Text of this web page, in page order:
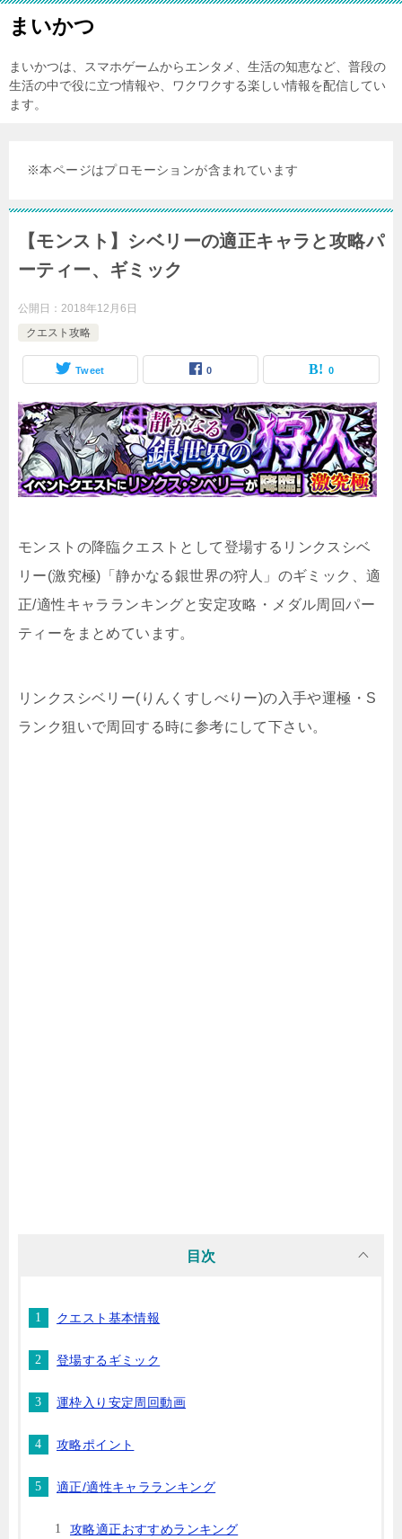
まいかつ
まいかつは、スマホゲームからエンタメ、生活の知恵など、普段の
生活の中で役に立つ情報や、ワクワクする楽しい情報を配信してい
ます。
※本ページはプロモーションが含まれています
【モンスト】シベリーの適正キャラと攻略パ
ーティー、ギミック
公開日： 2018年12月6日
クエスト攻略
Tweet 0 0
モンストの降臨クエストとして登場するリンクスシベ
リー(激究極)「静かなる銀世界の狩人」のギミック、適
正/適性キャラランキングと安定攻略・メダル周回パー
ティーをまとめています。
リンクスシベリー(りんくすしべりー)の入手や運極・S
ランク狙いで周回する時に参考にして下さい。
目次
クエスト基本情報
登場するギミック
運枠入り安定周回動画
攻略ポイント
適正/適性キャラランキング
攻略適正おすすめランキング